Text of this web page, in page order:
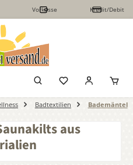
Vorkasse Kredit/Debit
Badtextilien Bademäntel
aus